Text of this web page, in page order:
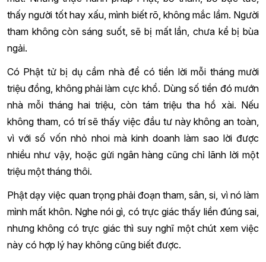
thấy người tốt hay xấu, mình biết rõ, không mắc lầm. Người
tham không còn sáng suốt, sẽ bị mất lần, chưa kể bị bùa
ngải.
Có Phật tử bị dụ cầm nhà để có tiền lời mỗi tháng mười
triệu đồng, không phải làm cực khổ. Dùng số tiền đó mướn
nhà mỗi tháng hai triệu, còn tám triệu tha hồ xài. Nếu
không tham, có trí sẽ thấy việc đầu tư này không an toàn,
vì với số vốn nhỏ nhoi mà kinh doanh làm sao lời được
nhiều như vậy, hoặc gửi ngân hàng cũng chỉ lãnh lời một
triệu một tháng thôi.
Phật dạy việc quan trọng phải đoạn tham, sân, si, vì nó làm
mình mất khôn. Nghe nói gì, có trực giác thấy liền đúng sai,
nhưng không có trực giác thì suy nghĩ một chút xem việc
này có hợp lý hay không cũng biết được.